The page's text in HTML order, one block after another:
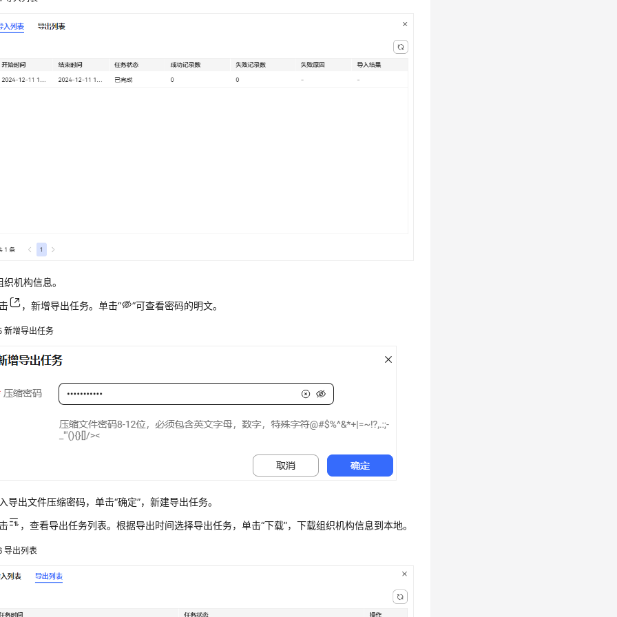
机构信息。
，新增导出任务。单击“ ”可查看密码的明文。
新增导出任务
导出文件压缩密码，单击“确定”，新建导出任务。
，查看导出任务列表。根据导出时间选择导出任务，单击“下载”，下载组织机构信息到本地。
导出列表